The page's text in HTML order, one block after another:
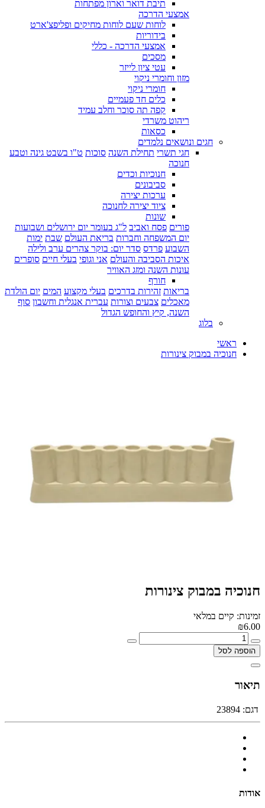
תיבת דואר וארון מפתחות
אמצעי הדרכה
לוחות שעם לוחות מחיקים ופליפצ'ארט
בידוריות
אמצעי הדרכה - כללי
מסכים
עטי ציון לייזר
מזון וחומרי ניקוי
חומרי ניקוי
כלים חד פעמיים
קפה תה סוכר וחלב עמיד
ריהוט משרדי
כסאות
חגים ונושאים נלמדים
חגי תשרי תחילת השנה סוכות ט"ו בשבט גינה וטבע
חנוכה
חנוכיות וכדים
סביבונים
ערכות יצירה
ציוד יצירה לחנוכה
שונות
פורים פסח ואביב ל"ג בעומר יום ירושלים ושבועות
יום המשפחה וחברות בריאת העולם שבת ימות
השבוע פרדס סדר יום: בוקר צהרים ערב ולילה
איכות הסביבה והעולם אני וגופי בעלי חיים סופרים
עונות השנה ומזג האוויר
חורף
בריאות זהירות בדרכים בעלי מקצוע המים יום הולדת
מאכלים צבעים וצורות עברית אנגלית וחשבון סוף
השנה, קיץ והחופש הגדול
בלוג
ראשי
חנוכיה במבוק צינורות
חנוכיה במבוק צינורות
זמינות: קיים במלאי
₪6.00
הוספה לסל
תיאור
דגם: 23894
אודות